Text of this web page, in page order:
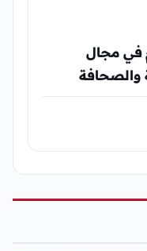
لأكثر من 14 عام في مجال
والصحافة